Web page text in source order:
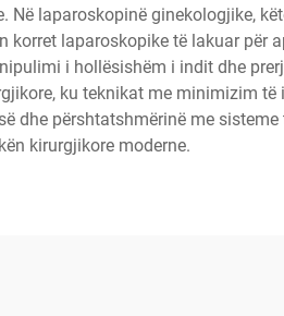
Në laparoskopinë ginekologjike,
korret laparoskopike të lakuar për
i hollësishëm i indit dhe
ku teknikat me minimizim
dhe përshtatshmërinë me sisteme
kirurgjikore moderne.